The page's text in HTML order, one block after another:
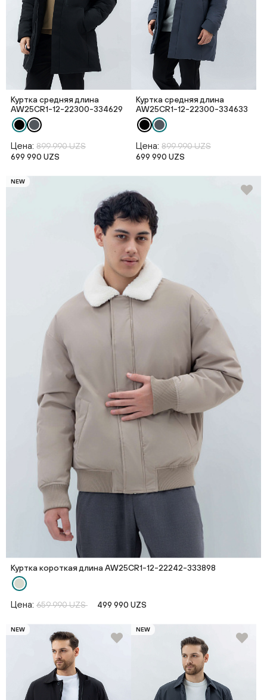
Куртка средняя длина
AW25CR1-12-22300-334629
Цена: 899 990 UZS
699 990 UZS
Куртка средняя длина
AW25CR1-12-22300-334633
Цена: 899 990 UZS
699 990 UZS
NEW
Куртка короткая длина AW25CR1-12-22242-333898
Цена: 659 990 UZS 499 990 UZS
NEW NEW